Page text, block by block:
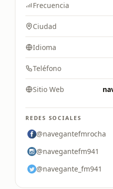
Frecuencia
Ciudad
Idioma
Teléfono
Sitio Web
REDES SOCIALES
@navegantefmrocha
@navegantefm941
@navegante_fm941